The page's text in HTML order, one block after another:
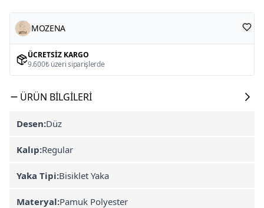
MOZENA
ÜCRETSIZ KARGO
9.600₺ üzeri siparişlerde
ÜRÜN BILGILERI
Desen:Düz
Kalıp:Regular
Yaka Tipi:Bisiklet Yaka
Materyal:Pamuk Polyester